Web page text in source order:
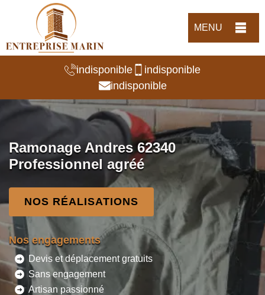
MENU
indisponible
indisponible
indisponible
Ramonage Andres 62340
Professionnel agréé
NOS RÉALISATIONS
Nos engagements
Devis et déplacement gratuits
Sans engagement
Artisan passionné